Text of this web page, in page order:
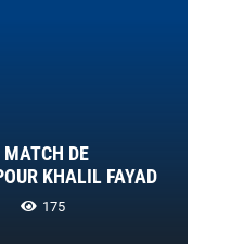
DE
KHALIL FAYAD
175